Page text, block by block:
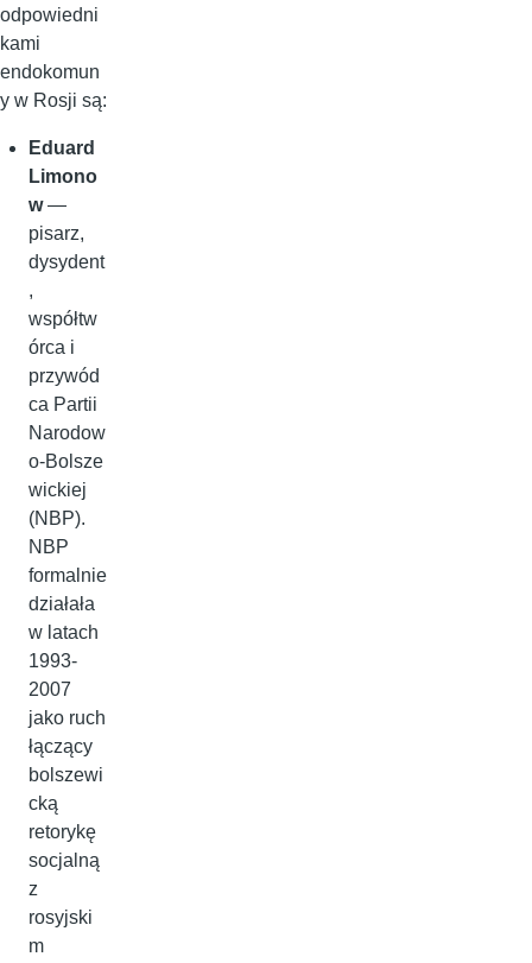
odpowiedni
kami
endokomun
y w Rosji są:
Eduard
Limono
w—
pisarz,
dysydent
,
współtw
órca i
przywód
ca Partii
Narodow
o‑Bolsze
wickiej
(NBP).
NBP
formalnie
działała
w latach
1993-
2007
jako ruch
łączący
bolszewi
cką
retorykę
socjalną
z
rosyjski
m